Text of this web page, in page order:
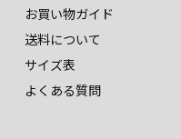
お買い物ガイド
送料について
サイズ表
よくある質問